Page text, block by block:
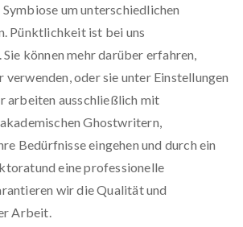
um unterschiedlichen
Pünktlichkeit ist bei uns
können mehr darüber erfahren,
oder sie unter Einstellungen
arbeiten ausschließlich mit
Ghostwritern,
Bedürfnisse eingehen und durch ein
eine professionelle
wir die Qualität und
Arbeit.